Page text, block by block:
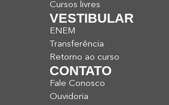
Cursos livres
VESTIBULAR
ENEM
Transferência
Retorno ao curso
CONTATO
Fale Conosco
Ouvidoria